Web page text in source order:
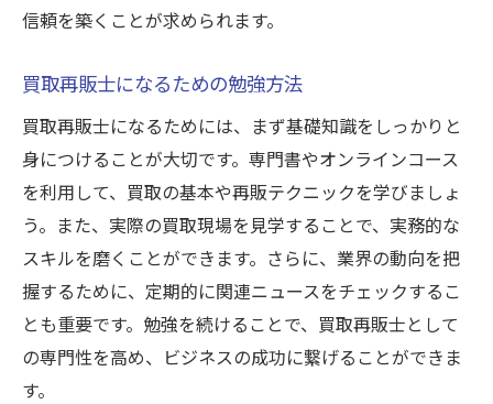
信頼を築くことが求められます。
買取再販士になるための勉強方法
買取再販士になるためには、まず基礎知識をしっかりと
身につけることが大切です。専門書やオンラインコース
を利用して、買取の基本や再販テクニックを学びましょ
う。また、実際の買取現場を見学することで、実務的な
スキルを磨くことができます。さらに、業界の動向を把
握するために、定期的に関連ニュースをチェックするこ
とも重要です。勉強を続けることで、買取再販士として
の専門性を高め、ビジネスの成功に繋げることができま
す。